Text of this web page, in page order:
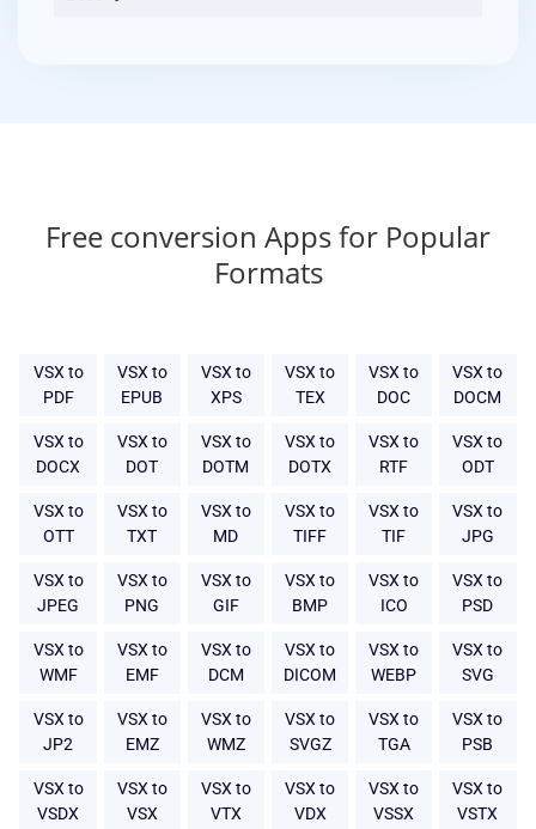
Free conversion Apps for Popular
Formats
VSX to
PDF
VSX to
EPUB
VSX to
XPS
VSX to
TEX
VSX to
DOC
VSX to
DOCM
VSX to
DOCX
VSX to
DOT
VSX to
DOTM
VSX to
DOTX
VSX to
RTF
VSX to
ODT
VSX to
OTT
VSX to
TXT
VSX to
MD
VSX to
TIFF
VSX to
TIF
VSX to
JPG
VSX to
JPEG
VSX to
PNG
VSX to
GIF
VSX to
BMP
VSX to
ICO
VSX to
PSD
VSX to
WMF
VSX to
EMF
VSX to
DCM
VSX to
DICOM
VSX to
WEBP
VSX to
SVG
VSX to
JP2
VSX to
EMZ
VSX to
WMZ
VSX to
SVGZ
VSX to
TGA
VSX to
PSB
VSX to
VSDX
VSX to
VSX
VSX to
VTX
VSX to
VDX
VSX to
VSSX
VSX to
VSTX